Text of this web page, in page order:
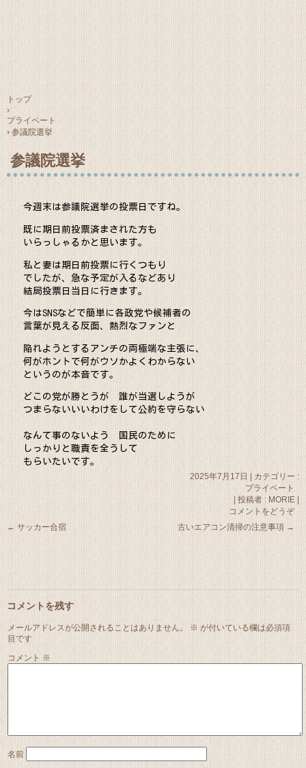
トップ
›
プライベート
› 参議院選挙
参議院選挙
今週末は参議院選挙の投票日ですね。
既に期日前投票済まされた方も
いらっしゃるかと思います。
私と妻は期日前投票に行くつもり
でしたが、急な予定が入るなどあり
結局投票日当日に行きます。
今はSNSなどで簡単に各政党や候補者の
言葉が見える反面、熱烈なファンと
陥れようとするアンチの両極端な主張に、
何がホントで何がウソかよくわからない
というのが本音です。
どこの党が勝とうが 誰が当選しようが
つまらないいいわけをして公約を守らない
なんて事のないよう 国民のために
しっかり と職責を全うして
もらいたいです。
2025年7月17日 | カテゴリー :
プライベート
| 投稿者 : MORIE |
コメントをどうぞ
← サッカー合宿 古いエアコン清掃の注意事項 →
コメントを残す
メールアドレスが公開されることはありません。 ※が付いている欄は必須項
目です
コメント ※
名前